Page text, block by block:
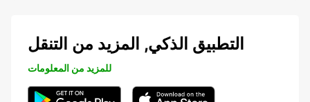
التطبيق الذكي, المزيد من التنقل
للمزيد من المعلومات